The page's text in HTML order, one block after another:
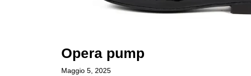
Opera pump​
Maggio 5, 2025